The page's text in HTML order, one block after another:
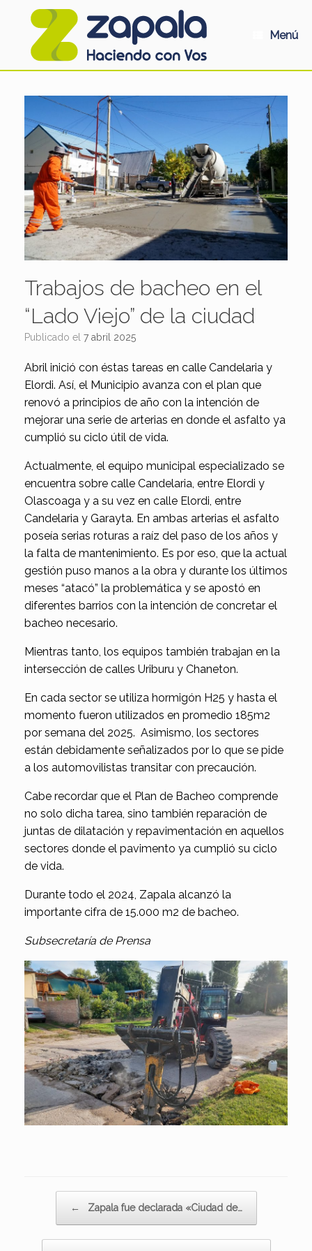
Menú
Trabajos de bacheo en el
“Lado Viejo” de la ciudad
Publicado el 7 abril 2025
Abril inició con éstas tareas en calle Candelaria y
Elordi. Así, el Municipio avanza con el plan que
renovó a principios de año con la intención de
mejorar una serie de arterias en donde el asfalto ya
cumplió su ciclo útil de vida.
Actualmente, el equipo municipal especializado se
encuentra sobre calle Candelaria, entre Elordi y
Olascoaga y a su vez en calle Elordi, entre
Candelaria y Garayta. En ambas arterias el asfalto
poseía serias roturas a raíz del paso de los años y
la falta de mantenimiento. Es por eso, que la actual
gestión puso manos a la obra y durante los últimos
meses “atacó” la problemática y se apostó en
diferentes barrios con la intención de concretar el
bacheo necesario.
Mientras tanto, los equipos también trabajan en la
intersección de calles Uriburu y Chaneton.
En cada sector se utiliza hormigón H25 y hasta el
momento fueron utilizados en promedio 185m2
por semana del 2025. Asimismo, los sectores
están debidamente señalizados por lo que se pide
a los automovilistas transitar con precaución.
Cabe recordar que el Plan de Bacheo comprende
no solo dicha tarea, sino también reparación de
juntas de dilatación y repavimentación en aquellos
sectores donde el pavimento ya cumplió su ciclo
de vida.
Durante todo el 2024, Zapala alcanzó la
importante cifra de 15.000 m2 de bacheo.
Subsecretaría de Prensa
← Zapala fue declarada «Ciudad de…